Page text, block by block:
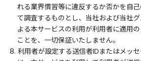
れる業界慣習等に違反するか否かを自
て調査するものとし、当社および当社
よる本サービスの利用が利用者に適用
ことを、一切保証いたしません。
8. 利用者が設定する送信者IDまたはメッ